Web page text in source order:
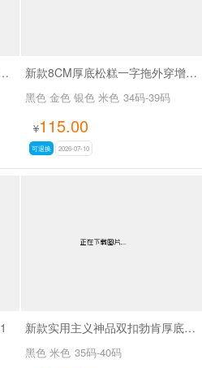
鞋青野穆勒SA7129 新款8CM厚底松糕一字拖外穿增高沙滩拖鞋SA2670
黑色 金色 银色 米色 34码-39码
¥115.00
可退换 2026-07-10
新款实用主义神品双扣勃肯厚底拖鞋SA7128
黑色 米色 35码-40码